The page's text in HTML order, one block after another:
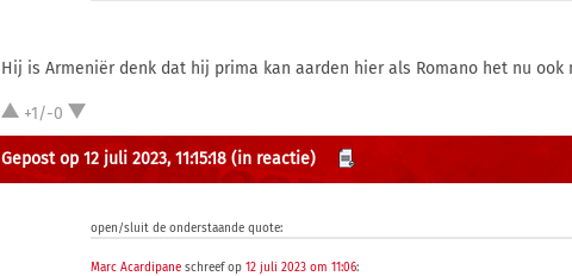
Hij is Armeniër denk dat hij prima kan aarden hier als Romano het nu
+1/-0
Gepost op 12 juli 2023, 11:15:18 (in reactie)
open/sluit de onderstaande quote:
Marc Acardipane schreef op12 juli 2023 om 11:06: